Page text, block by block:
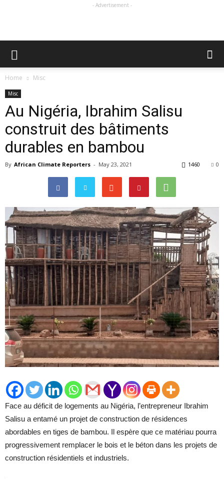
- Advertisement -
Home Misc
Misc
Au Nigéria, Ibrahim Salisu
construit des bâtiments
durables en bambou
By African Climate Reporters - May 23, 2021 0
1460
Face au déficit de logements au Nigéria, l’entrepreneur Ibrahim
Salisu a entamé un projet de construction de résidences
abordables en tiges de bambou. Il espère que ce matériau pourra
progressivement remplacer le bois et le béton dans les projets de
construction résidentiels et industriels.